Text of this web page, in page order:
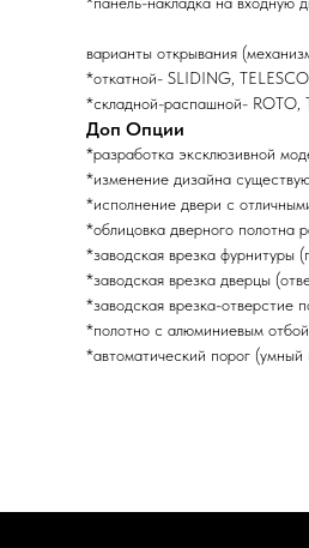
варианты открывания
*откатной- SLIDING,
*складной-распашной-
Доп Опции
*разработка эксклюзивной
*изменение дизайна
*исполнение двери с
*облицовка дверного полотна
*заводская врезка фурнитуры
*заводская врезка дверцы
*заводская врезка-отверстие
*полотно с алюминиевым
*автоматический порог (умный